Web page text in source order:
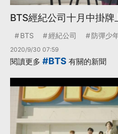
BTS經紀公司十月中掛
BTS 經紀公司 防彈少
2020/9/30 07:59
閱讀更多 #BTS 有關的新聞